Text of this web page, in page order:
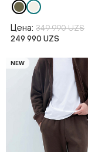
Цена: 349 990 UZS
249 990 UZS
NEW